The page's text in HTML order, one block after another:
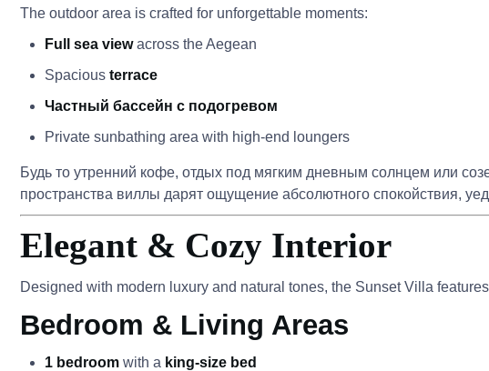
The outdoor area is crafted for unforgettable moments:
Full sea viewacross the Aegean
Spacious terrace
Частный бассейн с подогревом
Private sunbathing area with high-end loungers
Будь то утренний кофе, отдых под мягким дневным солнцем или
пространства виллы дарят ощущение абсолютного спокойствия,
Elegant & Cozy Interior
Designed with modern luxury and natural tones, the Sunset Villa
Bedroom & Living Areas
1 bedroom with a king-size bed